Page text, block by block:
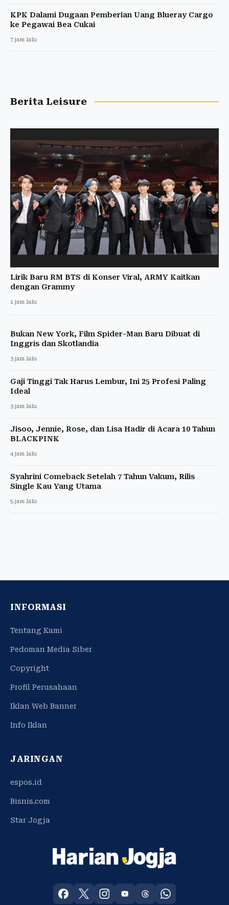
KPK Dalami Dugaan Pemberian Uang Blueray Cargo
ke Pegawai Bea Cukai
7 jam lalu
Berita Leisure
Lirik Baru RM BTS di Konser Viral, ARMY Kaitkan
dengan Grammy
1 jam lalu
Bukan New York, Film Spider-Man Baru Dibuat di
Inggris dan Skotlandia
3 jam lalu
Gaji Tinggi Tak Harus Lembur, Ini 25 Profesi Paling
Ideal
3 jam lalu
Jisoo, Jennie, Rose, dan Lisa Hadir di Acara 10 Tahun
BLACKPINK
4 jam lalu
Syahrini Comeback Setelah 7 Tahun Vakum, Rilis
Single Kau Yang Utama
5 jam lalu
INFORMASI
Tentang Kami
Pedoman Media Siber
Copyright
Profil Perusahaan
Iklan Web Banner
Info Iklan
JARINGAN
espos.id
Bisnis.com
Star Jogja